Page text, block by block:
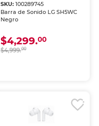
SKU: 100289745
Barra de Sonido LG SH5WC
Negro
$4,299.00
$4,999.00